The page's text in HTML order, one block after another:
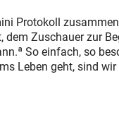
Protokoll
Zuschauer zur
So einfach, so
Leben geht, sind